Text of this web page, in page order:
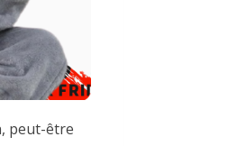
peut-être